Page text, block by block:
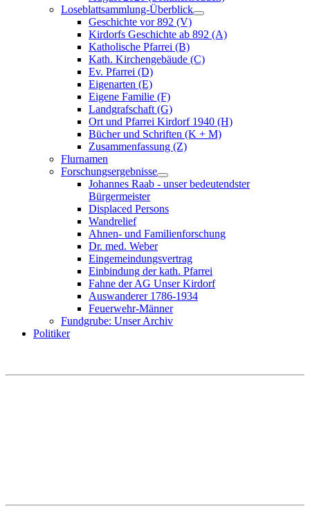
Loseblattsammlung-Überblick
Geschichte vor 892 (V)
Kirdorfs Geschichte ab 892 (A)
Katholische Pfarrei (B)
Kath. Kirchengebäude (C)
Ev. Pfarrei (D)
Eigenarten (E)
Eigene Familie (F)
Landgrafschaft (G)
Ort und Pfarrei Kirdorf 1940 (H)
Bücher und Schriften (K + M)
Zusammenfassung (Z)
Flurnamen
Forschungsergebnisse
Johannes Raab - unser bedeutendster
Bürgermeister
Displaced Persons
Wandrelief
Ahnen- und Familienforschung
Dr. med. Weber
Eingemeindungsvertrag
Einbindung der kath. Pfarrei
Fahne der AG Unser Kirdorf
Auswanderer 1786-1934
Feuerwehr-Männer
Fundgrube: Unser Archiv
Politiker